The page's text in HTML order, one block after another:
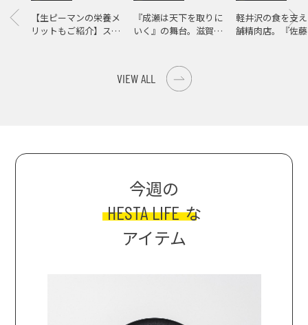
【生ピーマンの栄養メ
リットもご紹介】スパ
『成瀬は天下を取りに
いく』の舞台。滋賀県
軽井沢の食を支
舗精肉店。『佐
VIEW ALL
今週の
HESTA LIFE な
アイテム